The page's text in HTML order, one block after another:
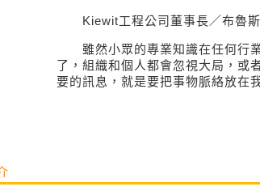
Kiewit工程公司董事長／布魯斯
雖然小眾的專業知識在任何行業
了，組織和個人都會忽視大局，或
要的訊息，就是要把事物脈絡放在